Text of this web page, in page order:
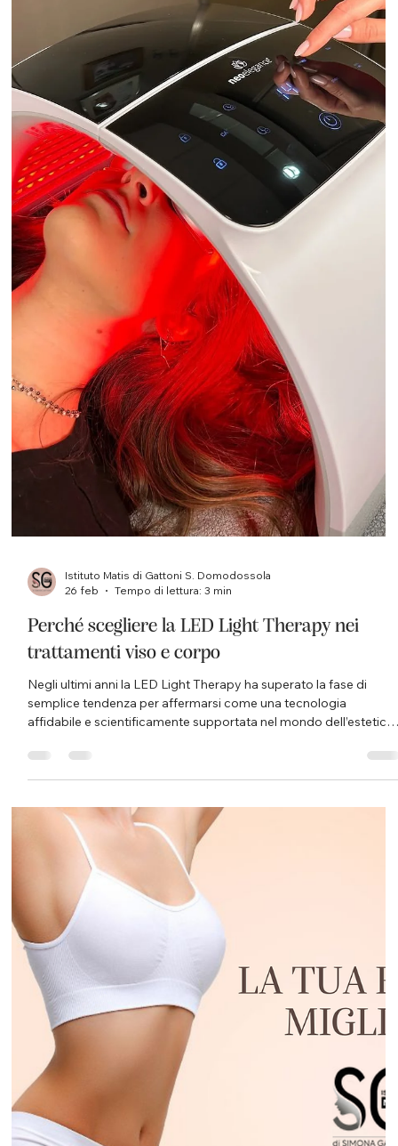
Trattamenti estetici per prepararsi alla prova
costume: da dove iniziare
Con l’arrivo della bella stagione, il corpo torna protagonista. Le
giornate si allungano, gli abiti diventano più leggeri e cresce il
desiderio di sentirsi meglio nella propria pelle. La cosiddetta
“prova costume” non dovrebbe essere vissuta come una
pressione, ma come un’occasione per prendersi cura di sé con
maggiore attenzione, ritrovando leggerezza, tonicità e
benessere. Prepararsi all’estate non significa inseguire risultati
immediati o irrealistici, ma iniziare per temp
Istituto Matis di Gattoni S. Domodossola
Tempo di lettura: 3 min
Perché scegliere la LED Light Therapy nei
trattamenti viso e corpo